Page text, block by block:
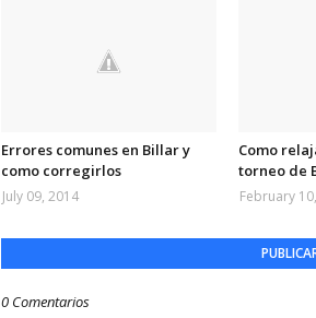
Errores comunes en Billar y
como corregirlos
July 09, 2014
Como
torneo de
February
0 Comentarios